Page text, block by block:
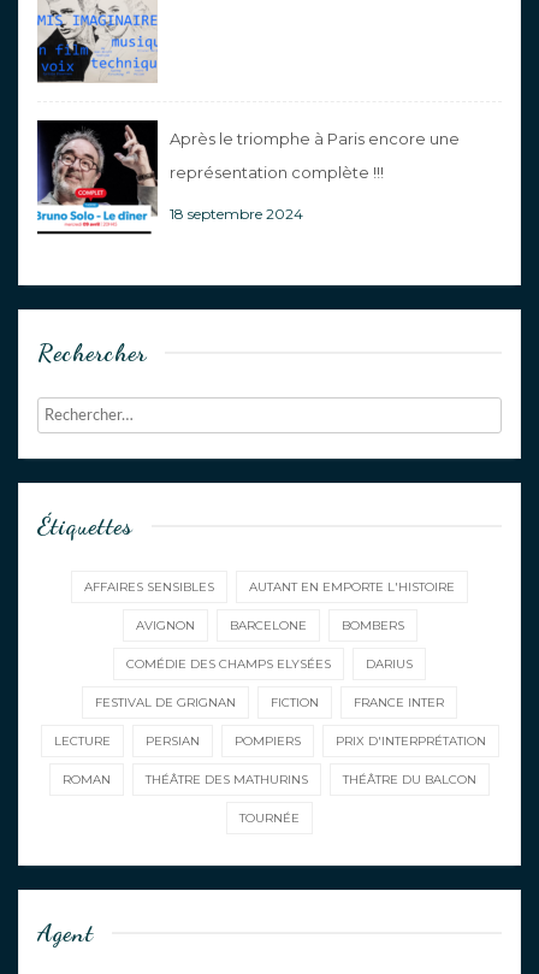
Après le triomphe à Paris encore une
représentation complète !!!
18 septembre 2024
Rechercher
Étiquettes
AFFAIRES SENSIBLES AUTANT EN EMPORTE L'HISTOIRE
AVIGNON BARCELONE BOMBERS
COMÉDIE DES CHAMPS ELYSÉES DARIUS
FESTIVAL DE GRIGNAN FICTION FRANCE INTER
LECTURE PERSIAN POMPIERS PRIX D'INTERPRÉTATION
ROMAN THÉÂTRE DES MATHURINS THÉÂTRE DU BALCON
TOURNÉE
Agent